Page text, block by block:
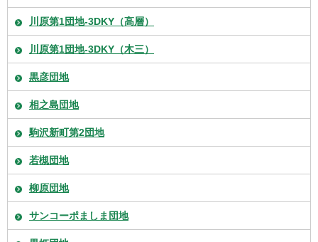
川原第1団地-3DKY（高層）
川原第1団地-3DKY（木三）
黒彦団地
相之島団地
駒沢新町第2団地
若槻団地
柳原団地
サンコーポましま団地